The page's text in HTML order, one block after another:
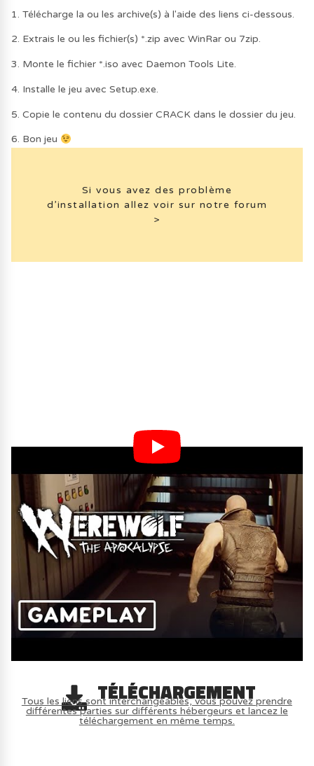
1. Télécharge la ou les archive(s) à l'aide des liens ci-dessous.
2. Extrais le ou les fichier(s) *.zip avec WinRar ou 7zip.
3. Monte le fichier *.iso avec Daemon Tools Lite.
4. Installe le jeu avec Setup.exe.
5. Copie le contenu du dossier CRACK dans le dossier du jeu.
6. Bon jeu
Si vous avez des problème
d’installation allez voir sur notre forum
>
TÉLÉCHARGEMENT
Tous les liens sont interchangeables, vous pouvez prendre
différentes parties sur différents hébergeurs et lancez le
téléchargement en même temps.